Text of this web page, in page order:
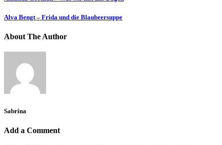
Alva Bengt – Frida und die Blaubeersuppe
About The Author
Sabrina
Add a Comment